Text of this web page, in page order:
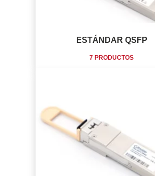
ESTÁNDAR QSFP
7 PRODUCTOS